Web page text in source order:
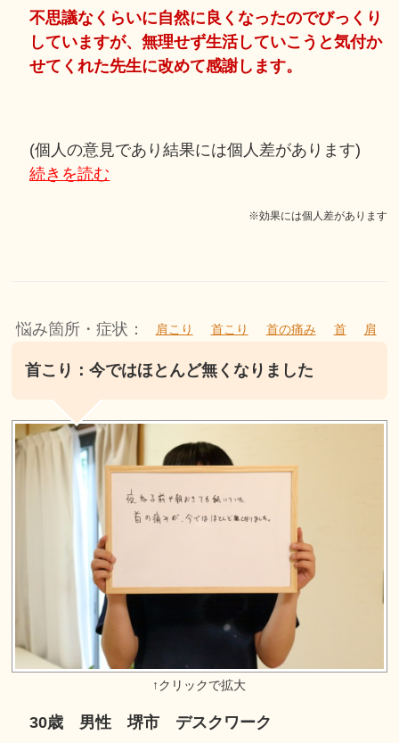
不思議なくらいに自然に良くなったのでびっくり
していますが、無理せず生活していこうと気付か
せてくれた先生に改めて感謝します。
(個人の意見であり結果には個人差があります)
続きを読む
※効果には個人差があります
悩み箇所・症状： 肩こり 首こり 首の痛み 首 肩
首こり：今ではほとんど無くなりました
30歳 男性 堺市 デスクワーク